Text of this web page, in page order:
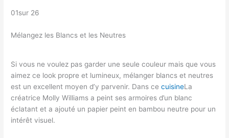
01sur 26
Mélangez les Blancs et les Neutres
Si vous ne voulez pas garder une seule couleur mais que vous
aimez ce look propre et lumineux, mélanger blancs et neutres
est un excellent moyen d’y parvenir. Dans cecuisineLa
créatrice Molly Williams a peint ses armoires d’un blanc
éclatant et a ajouté un papier peint en bambou neutre pour un
intérêt visuel.